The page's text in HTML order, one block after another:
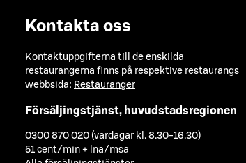
Kontakta oss
Kontaktuppgifterna till de enskilda
restaurangerna finns på respektive restaurangs
webbsida: Restauranger
Försäljingstjänst, huvudstadsregionen
0300 870 020 (vardagar kl. 8.30-16.30)
51 cent/min + lna/msa